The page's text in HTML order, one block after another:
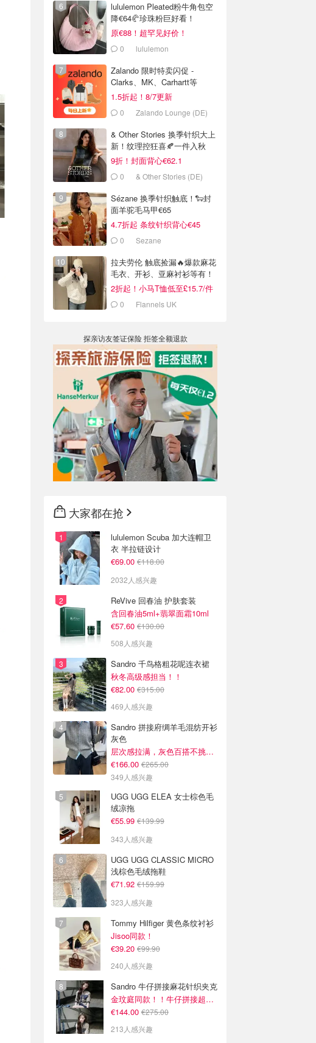
lululemon Pleated粉牛角包空
降€64🥐珍珠粉巨好看！
原€88！超罕见好价！
0 lululemon
Zalando 限时特卖闪促 -
Clarks、MK、Carhartt等
1.5折起！8/7更新
0 Zalando Lounge (DE)
& Other Stories 换季针织大上
新！纹理控狂喜🍂一件入秋
9折！封面背心€62.1
0 & Other Stories (DE)
Sézane 换季针织触底！🐑封
面羊驼毛马甲€65
4.7折起 条纹针织背心€45
0 Sezane
拉夫劳伦 触底捡漏🔥爆款麻花
毛衣、开衫、亚麻衬衫等有！
2折起！小马T恤低至£15.7/件
0 Flannels UK
探亲访友签证保险 拒签全额退款
大家都在抢
lululemon Scuba 加大连帽卫
衣 半拉链设计
€69.00 €118.00
2032人感兴趣
ReVive 回春油 护肤套装
含回春油5ml+翡翠面霜10ml
€57.60 €130.00
508人感兴趣
Sandro 千鸟格粗花呢连衣裙
秋冬高级感担当！！
€82.00 €315.00
469人感兴趣
Sandro 拼接府绸羊毛混纺开衫
灰色
层次感拉满，灰色百搭不挑人~
€166.00 €265.00
349人感兴趣
UGG UGG ELEA 女士棕色毛
绒凉拖
€55.99 €139.99
343人感兴趣
UGG UGG CLASSIC MICRO
浅棕色毛绒拖鞋
€71.92 €159.99
323人感兴趣
Tommy Hilfiger 黄色条纹衬衫
Jisoo同款！
€39.20 €99.90
240人感兴趣
Sandro 牛仔拼接麻花针织夹克
金玟庭同款！！牛仔拼接超有层次感
€144.00 €275.00
213人感兴趣